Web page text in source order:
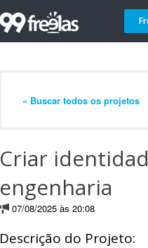
« Buscar todos os projetos
Criar
engenharia
07/08/2025 às 20:08
Descrição do Projeto: